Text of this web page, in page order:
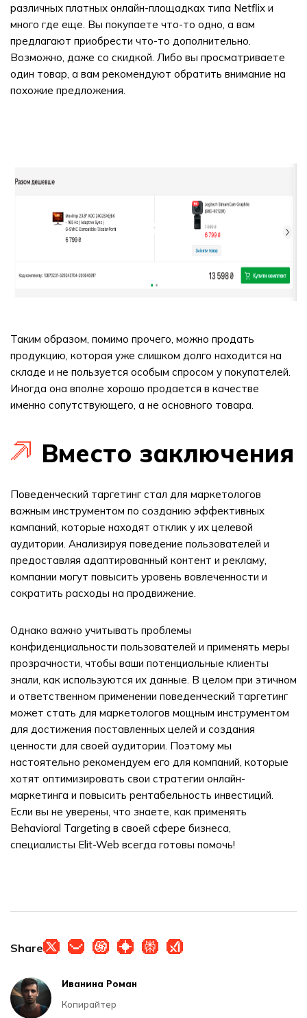
различных платных онлайн-площадках типа Netflix и
много где еще. Вы покупаете что-то одно, а вам
предлагают приобрести что-то дополнительно.
Возможно, даже со скидкой. Либо вы просматриваете
один товар, а вам рекомендуют обратить внимание на
похожие предложения.
Таким образом, помимо прочего, можно продать
продукцию, которая уже слишком долго находится на
складе и не пользуется особым спросом у покупателей.
Иногда она вполне хорошо продается в качестве
именно сопутствующего, а не основного товара.
Вместо заключения
Поведенческий таргетинг стал для маркетологов
важным инструментом по созданию эффективных
кампаний, которые находят отклик у их целевой
аудитории. Анализируя поведение пользователей и
предоставляя адаптированный контент и рекламу,
компании могут повысить уровень вовлеченности и
сократить расходы на продвижение.
Однако важно учитывать проблемы
конфиденциальности пользователей и применять меры
прозрачности, чтобы ваши потенциальные клиенты
знали, как используются их данные. В целом при этичном
и ответственном применении поведенческий таргетинг
может стать для маркетологов мощным инструментом
для достижения поставленных целей и создания
ценности для своей аудитории. Поэтому мы
настоятельно рекомендуем его для компаний, которые
хотят оптимизировать свои стратегии онлайн-
маркетинга и повысить рентабельность инвестиций.
Если вы не уверены, что знаете, как применять
Behavioral Targeting в своей сфере бизнеса,
специалисты Elit-Web всегда готовы помочь!
Share
Иванина Роман
Копирайтер